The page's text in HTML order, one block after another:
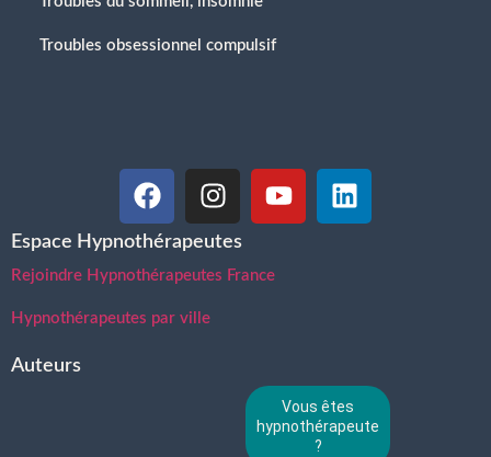
Troubles obsessionnel compulsif
Espace Hypnothérapeutes
Rejoindre Hypnothérapeutes France
Hypnothérapeutes par ville
Auteurs
Vous êtes
hypnothérapeute
?